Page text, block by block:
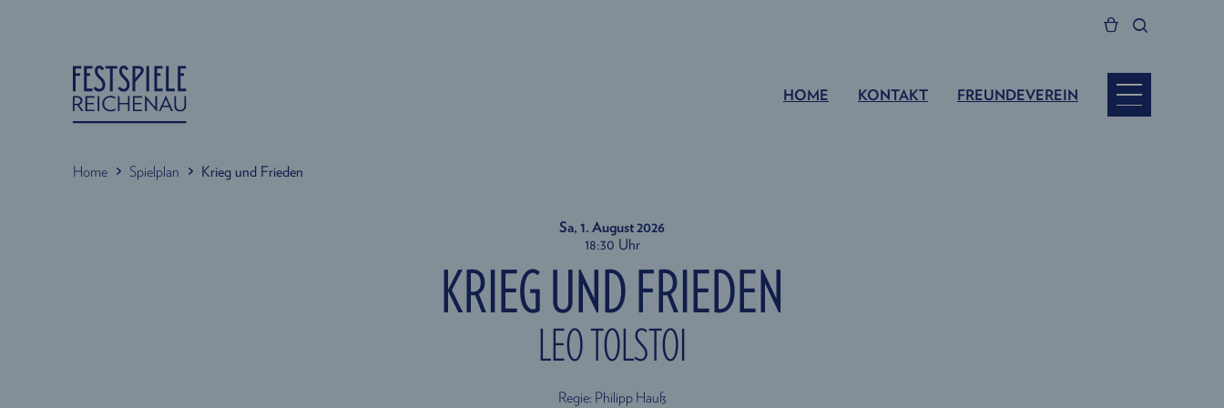
HOME KONTAKT FREUNDEVEREIN
Home Spielplan Krieg und Frieden
Sa, 1. August 2026
18:30 Uhr
KRIEG UND FRIEDEN
LEO TOLSTOI
Regie: Philipp Hauß